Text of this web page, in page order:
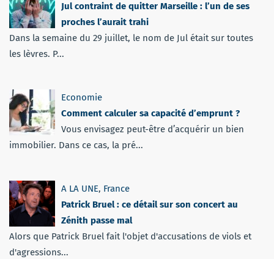
Jul contraint de quitter Marseille : l’un de ses
proches l’aurait trahi
Dans la semaine du 29 juillet, le nom de Jul était sur toutes
les lèvres. P...
Economie
Comment calculer sa capacité d’emprunt ?
Vous envisagez peut-être d’acquérir un bien
immobilier. Dans ce cas, la pré...
A LA UNE, France
Patrick Bruel : ce détail sur son concert au
Zénith passe mal
Alors que Patrick Bruel fait l'objet d'accusations de viols et
d'agressions...